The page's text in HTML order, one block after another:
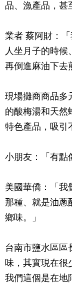
品、漁產品，甚
業者 蔡阿財：
人坐月子的時候
再倒進麻油下去
現場攤商商品多
的酸梅湯和天然
特色產品，吸引
小朋友：「有點
美國華僑：「我
那種、就是油蔥
鄉味。」
台南市鹽水區區
味，其實現在很
我們這個是在地